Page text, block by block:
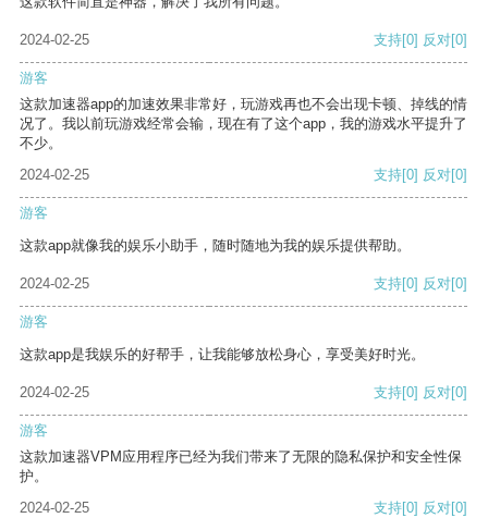
2024-02-25 支持[0] 反对[0]
游客
这款加速器app的加速效果非常好，玩游戏再也不会出现卡顿、掉线的情
况了。我以前玩游戏经常会输，现在有了这个app，我的游戏水平提升了
不少。
2024-02-25
支持[0] 反对[0]
游客
这款app就像我的娱乐小助手，随时随地为我的娱乐提供帮助。
2024-02-25 支持[0] 反对[0]
游客
这款app是我娱乐的好帮手，让我能够放松身心，享受美好时光。
2024-02-25 支持[0] 反对[0]
游客
这款加速器VPM应用程序已经为我们带来了无限的隐私保护和安全性保
护。
2024-02-25
支持[0] 反对[0]